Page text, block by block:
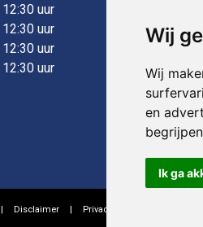
Wij
Wij
en
Ik ga
uur
uur
uur
uur
| Disclaimer | Privacy verklaring